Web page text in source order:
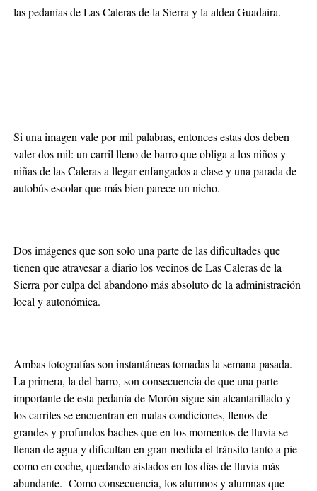
las pedanías de Las Caleras de la Sierra y la aldea Guadaira.
Si una imagen vale por mil palabras, entonces estas dos deben
valer dos mil: un carril lleno de barro que obliga a los niños y
niñas de las Caleras a llegar enfangados a clase y una parada de
autobús escolar que más bien parece un nicho.
Dos imágenes que son solo una parte de las dificultades que
tienen que atravesar a diario los vecinos de Las Caleras de la
Sierra por culpa del abandono más absoluto de la administración
local y autonómica.
Ambas fotografías son instantáneas tomadas la semana pasada.
La primera, la del barro, son consecuencia de que una parte
importante de esta pedanía de Morón sigue sin alcantarillado y
los carriles se encuentran en malas condiciones, llenos de
grandes y profundos baches que en los momentos de lluvia se
llenan de agua y dificultan en gran medida el tránsito tanto a pie
como en coche, quedando aislados en los días de lluvia más
abundante. Como consecuencia, los alumnos y alumnas que